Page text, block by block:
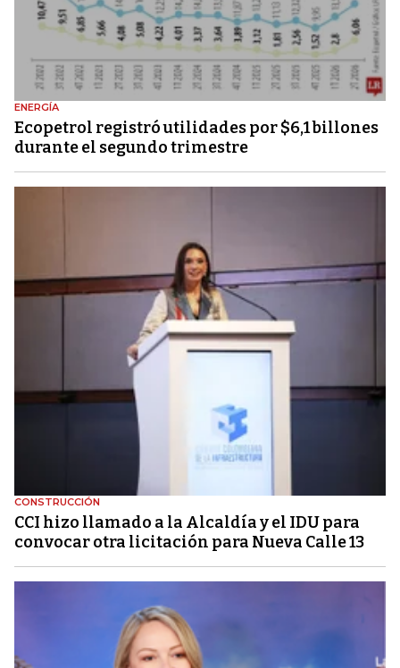
ENERGÍA
Ecopetrol registró utilidades por $6,1 billones
durante el segundo trimestre
CONSTRUCCIÓN
CCI hizo llamado a la Alcaldía y el IDU para
convocar otra licitación para Nueva Calle 13